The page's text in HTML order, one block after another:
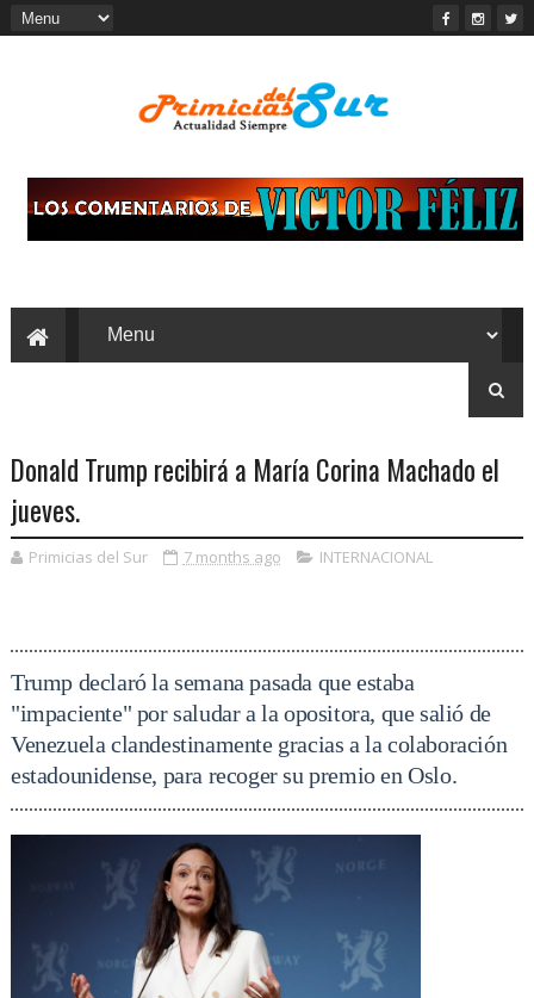
Donald Trump recibirá a María Corina Machado el
jueves.
Primicias del Sur 7 months ago INTERNACIONAL
Trump declaró la semana pasada que estaba
"impaciente" por saludar a la opositora, que salió de
Venezuela clandestinamente gracias a la colaboración
estadounidense, para recoger su premio en Oslo.